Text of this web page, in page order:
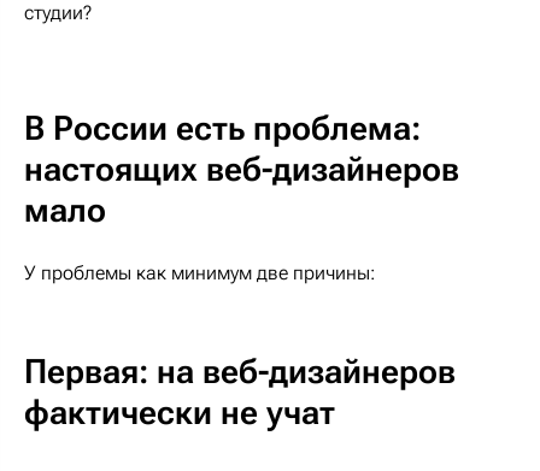
студии?
В России есть проблема:
настоящих веб-дизайнеров
мало
У проблемы как минимум две причины:
Первая: на веб-дизайнеров
фактически не учат